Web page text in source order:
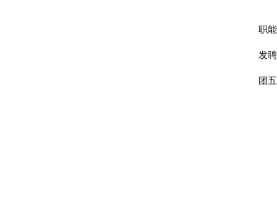
7
职
校
发聘
魏
团